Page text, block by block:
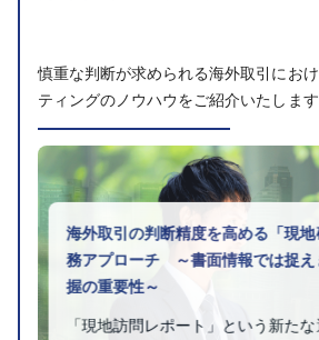
慎重な判断が求められる海外取引にお
ティングのノウハウをご紹介いたします
海外取引の判断精度を高める「現
務アプローチ ～書面情報では捉え
握の重要性～
「現地訪問レポート」という新た